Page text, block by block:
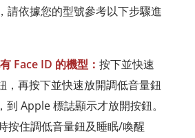
請依據您的型號參考以下步驟進
Face ID 的機型： 按下並快速
，再按下並快速放開調低音量鈕
到 Apple 標誌顯示才放開按鈕。
按住調低音量鈕及睡眠/喚醒